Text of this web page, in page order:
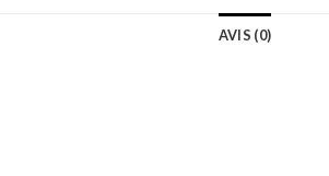
AVIS (0)